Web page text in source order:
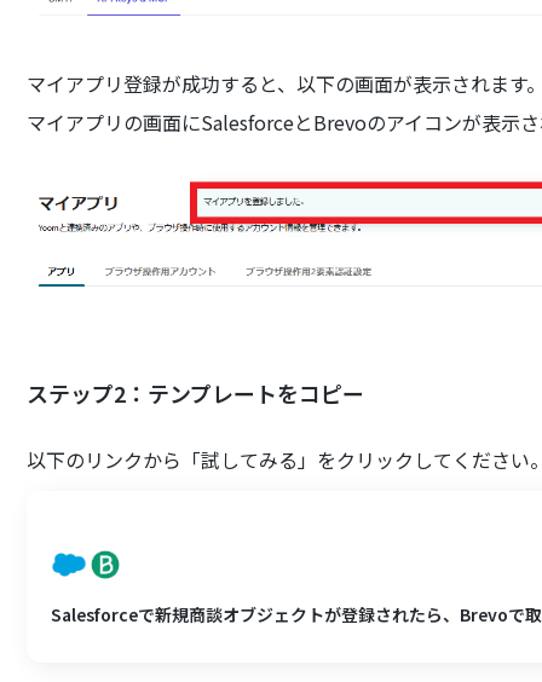
マイアプリ登録が成功すると、以下の画面が表示されます
マイアプリの画面にSalesforceとBrevoのアイコンが表示
ステップ2：テンプレートをコピー
以下のリンクから「試してみる」をクリックしてください
Salesforceで新規商談オブジェクトが登録されたら、Brevoで